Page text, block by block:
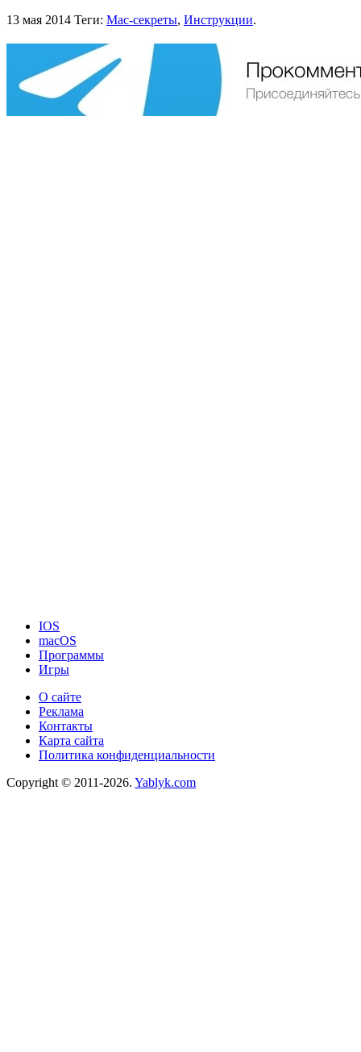
13 мая 2014 Теги: Mac-секреты, Инструкции.
IOS
macOS
Программы
Игры
О сайте
Реклама
Контакты
Карта сайта
Политика конфиденциальности
Copyright © 2011-2026. Yablyk.сom